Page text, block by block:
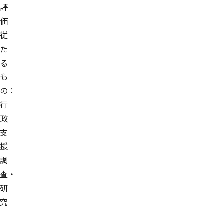
評
価
従
た
る
も
の：
行
政
支
援
調
査・
研
究